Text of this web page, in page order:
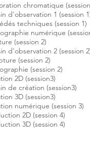
chromatique
d'observation 1 (session
techniques (session 1)
numérique
(session 2)
d'observation 2 (session
(session 2)
(session 2)
2D (session3)
de création (session3)
3D (session3)
numérique (session 3)
2D (session 4)
3D (session 4)